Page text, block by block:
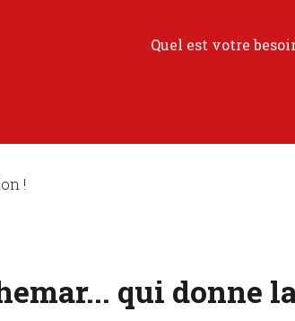
Quel est votre
qui donne